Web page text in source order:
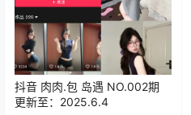
抖音 肉肉.包 岛遇 NO.002期
更新至：2025.6.4